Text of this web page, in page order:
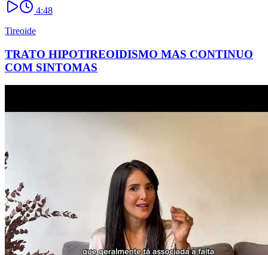
4:48
Tireoide
TRATO HIPOTIREOIDISMO MAS CONTINUO
COM SINTOMAS